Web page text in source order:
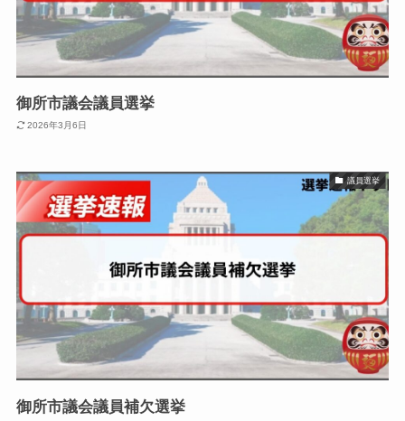
御所市議会議員選挙
2026年3月6日
議員選挙
御所市議会議員補欠選挙